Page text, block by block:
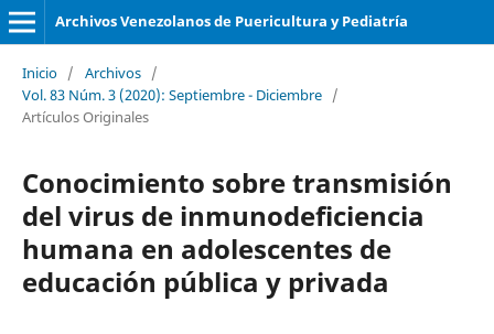
Archivos Venezolanos de Puericultura y Pediatría
Inicio / Archivos /
Vol. 83 Núm. 3 (2020): Septiembre - Diciembre /
Artículos Originales
Conocimiento sobre transmisión
del virus de inmunodeficiencia
humana en adolescentes de
educación pública y privada